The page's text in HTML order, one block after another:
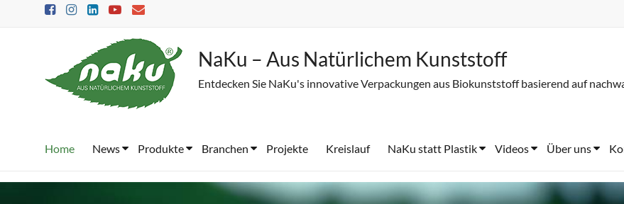
NaKu – Aus Natürlichem Kunststoff
Entdecken Sie NaKu's innovative Verpackungen aus Biokunststoff basierend auf
Home News Produkte Branchen Projekte Kreislauf NaKu statt Plastik Videos Über uns